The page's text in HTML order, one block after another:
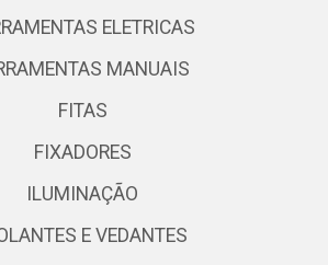
ELETRICAS
MANUAIS
FITAS
FIXADORES
ILUMINAÇÃO
E VEDANTES